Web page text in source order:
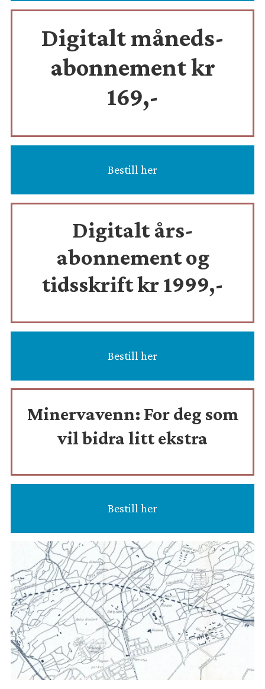
Digitalt måneds-
abonnement kr
169,-
Bestill her
Digitalt års-
abonnement og
tidsskriftkr 1999,-
Bestill her
Minervavenn: For deg som
vil bidra litt ekstra
Bestill her